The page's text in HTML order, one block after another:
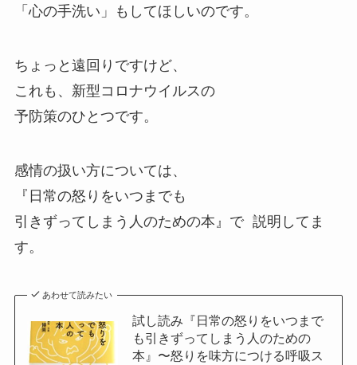
「心の手洗い」もしてほしいのです。
ちょっと遠回りですけど、
これも、新型コロナウイルスの
予防策のひとつです。
感情の扱い方については、
『日常の怒りをいつまでも
引きずってしまう人のための本』で 説明してま
す。
あわせて読みたい
試し読み『日常の怒りをいつまで
も引きずってしまう人のための
本』〜怒りを味方につける呼吸ス